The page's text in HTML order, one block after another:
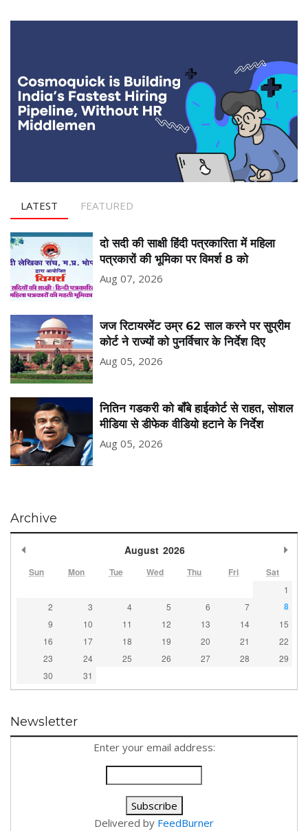
LATEST FEATURED
दो सदी की साक्षी हिंदी पत्रकारिता में महिला
पत्रकारों की भूमिका पर विमर्श 8 को
Aug 07, 2026
जज रिटायरमेंट उम्र 62 साल करने पर सुप्रीम
कोर्ट ने राज्यों को पुनर्विचार के निर्देश दिए
Aug 05, 2026
नितिन गडकरी को बॉंबे हाईकोर्ट से राहत, सोशल
मीडिया से डीफेक वीडियो हटाने के निर्देश
Aug 05, 2026
Archive
August 2026
Sun Mon Tue Wed Thu Fri Sat
1
2
3 4 5 6 7 8
9 10 11 12 13 14
15
16
17 18 19 20 21
22
23
24 25 26 27 28
29
30
31
Newsletter
Enter your email address:
Delivered by FeedBurner